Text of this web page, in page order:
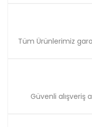
Tüm Ürünlerimiz
Güvenli alışveriş